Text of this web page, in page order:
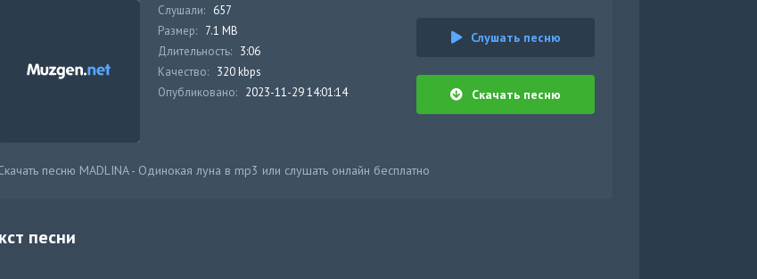
Слушали: 657
Размер: 7.1 MB
Длительность: 3:06
Качество: 320 kbps
Опубликовано: 2023-11-29 14:01:14
Слушать песню
Скачать песню
песню MADLINA - Одинокая луна в mp3 или слушать онлайн бесплатно
песни